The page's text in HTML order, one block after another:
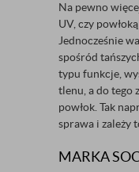
Na pewno
UV, czy
Jednocześnie
spośród
typu funkcje,
tlenu, a do tego
powłok. Tak
sprawa i zależy
MARKA